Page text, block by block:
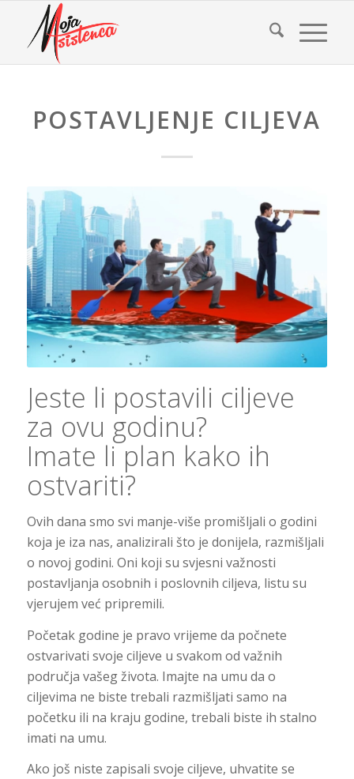
POSTAVLJENJE CILJEVA
Jeste li postavili ciljeve
za ovu godinu?
Imate li plan kako ih
ostvariti?
Ovih dana smo svi manje-više promišljali o godini
koja je iza nas, analizirali što je donijela, razmišljali
o novoj godini. Oni koji su svjesni važnosti
postavljanja osobnih i poslovnih ciljeva, listu su
vjerujem već pripremili.
Početak godine je pravo vrijeme da počnete
ostvarivati svoje ciljeve u svakom od važnih
područja vašeg života. Imajte na umu da o
ciljevima ne biste trebali razmišljati samo na
početku ili na kraju godine, trebali biste ih stalno
imati na umu.
Ako još niste zapisali svoje ciljeve, uhvatite se